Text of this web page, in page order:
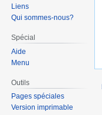
Liens
Qui sommes-nous?
Spécial
Aide
Menu
Outils
Pages spéciales
Version imprimable